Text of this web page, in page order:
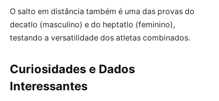
O salto em distância também é uma das provas do
decatlo (masculino) e do heptatlo (feminino),
testando a versatilidade dos atletas combinados.
Curiosidades e Dados
Interessantes